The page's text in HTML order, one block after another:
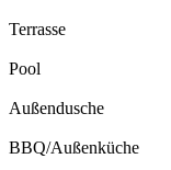
Terrasse
Pool
Außendusche
BBQ/Außenküche